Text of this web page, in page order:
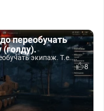
переобучать
(голду).
экипаж. Т.е....
8